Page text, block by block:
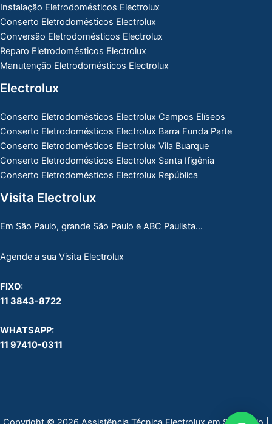
Instalação Eletrodomésticos Electrolux
Conserto Eletrodomésticos Electrolux
Conversão Eletrodomésticos Electrolux
Reparo Eletrodomésticos Electrolux
Manutenção Eletrodomésticos Electrolux
Electrolux
Conserto Eletrodomésticos Electrolux Campos Elíseos
Conserto Eletrodomésticos Electrolux Barra Funda Parte
Conserto Eletrodomésticos Electrolux Vila Buarque
Conserto Eletrodomésticos Electrolux Santa Ifigênia
Conserto Eletrodomésticos Electrolux República
Visita Electrolux
Em São Paulo, grande São Paulo e ABC Paulista…
Agende a sua Visita Electrolux
FIXO:
11 3843-8722
WHATSAPP:
11 97410-0311